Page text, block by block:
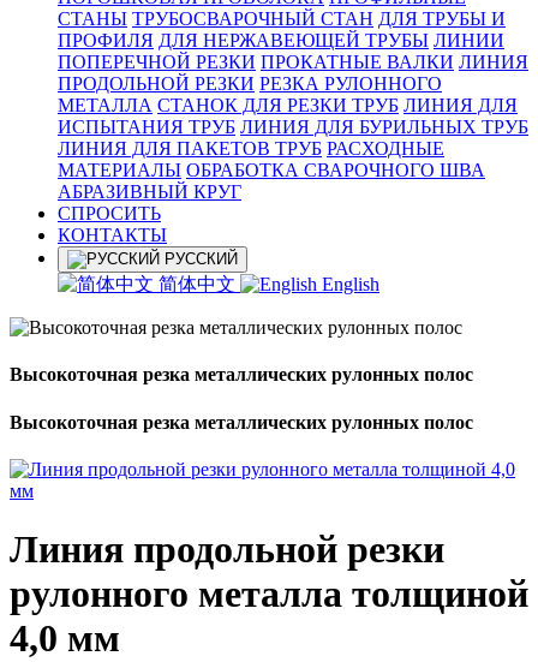
СТАНЫ ТРУБОСВАРОЧНЫЙ СТАН ДЛЯ ТРУБЫ И
ПРОФИЛЯ ДЛЯ НЕРЖАВЕЮЩЕЙ ТРУБЫ ЛИНИИ
ПОПЕРЕЧНОЙ РЕЗКИ ПРОКАТНЫЕ ВАЛКИ ЛИНИЯ
ПРОДОЛЬНОЙ РЕЗКИ РЕЗКА РУЛОННОГО
МЕТАЛЛА СТАНОК ДЛЯ РЕЗКИ ТРУБ ЛИНИЯ ДЛЯ
ИСПЫТАНИЯ ТРУБ ЛИНИЯ ДЛЯ БУРИЛЬНЫХ ТРУБ
ЛИНИЯ ДЛЯ ПАКЕТОВ ТРУБ РАСХОДНЫЕ
МАТЕРИАЛЫ OБРАБОТКА СВАРОЧНОГО ШВА
АБРАЗИВНЫЙ КРУГ
СПРОСИТЬ
КОНТАКТЫ
РУССКИЙ
简体中文 English
Высокоточная резка металлических рулонных полос
Высокоточная резка металлических рулонных полос
Линия продольной резки
рулонного металла толщиной
4,0 мм